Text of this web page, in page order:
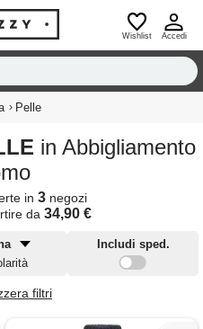
Wishlist Accedi
› Pelle
in Abbigliamento
in 3negozi
da 34,90 €
Includi sped.
filtri